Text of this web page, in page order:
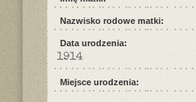
Nazwisko rodowe matki:
Data urodzenia:
1914
Miejsce urodzenia: